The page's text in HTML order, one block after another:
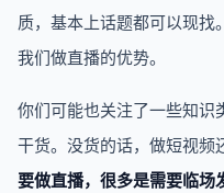
质，基本上话题都可以现
我们做直播的优势。
你们可能也关注了一些知识
干货。没货的话，做短视频
要做直播，很多是需要临场